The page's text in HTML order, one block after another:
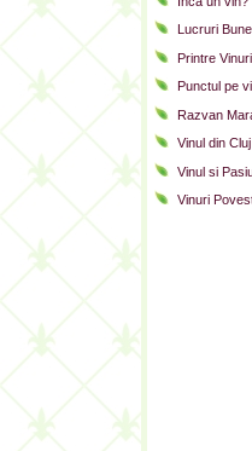
Lucruri Bune
Printre Vinuri
Punctul pe
Razvan
Vinul din Cluj
Vinul si
Vinuri